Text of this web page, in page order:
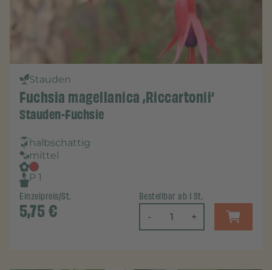
Stauden
Fuchsia magellanica ‚Riccartonii‘
Stauden-Fuchsie
halbschattig
mittel
P 1
Einzelpreis/St.
5,75€
Bestellbar ab 1 St.
- +